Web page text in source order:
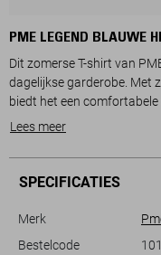
PME LEGEND BLAUWE
Dit zomerse T-shirt van
dagelijkse garderobe. Met
biedt het een
katoen, voelt het zacht aan
voorzijde trekt de
Draag dit PME Legend T-
zowel jeans als shorts. Het
Lees meer
SPECIFICATIES
Merk
Bestelcode